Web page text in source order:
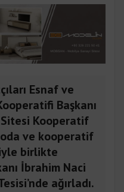
Esnaf ve
Başkanı
Sitesi Kooperatif
oda ve kooperatif
birlikte
İbrahim Naci
ağırladı.